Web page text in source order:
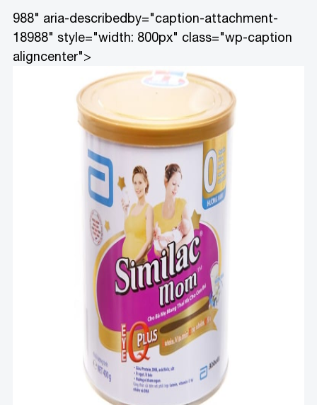
988" aria-describedby="caption-attachment-
18988" style="width: 800px" class="wp-caption
aligncenter">